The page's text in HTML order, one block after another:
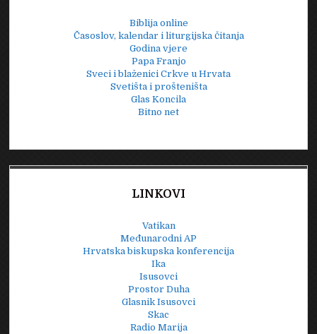
Biblija online
Časoslov, kalendar i liturgijska čitanja
Godina vjere
Papa Franjo
Sveci i blaženici Crkve u Hrvata
Svetišta i prošteništa
Glas Koncila
Bitno net
LINKOVI
Vatikan
Međunarodni AP
Hrvatska biskupska konferencija
Ika
Isusovci
Prostor Duha
Glasnik Isusovci
Skac
Radio Marija